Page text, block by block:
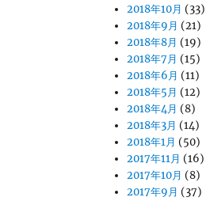
2018年10月 (33)
2018年9月 (21)
2018年8月 (19)
2018年7月 (15)
2018年6月 (11)
2018年5月 (12)
2018年4月 (8)
2018年3月 (14)
2018年1月 (50)
2017年11月 (16)
2017年10月 (8)
2017年9月 (37)